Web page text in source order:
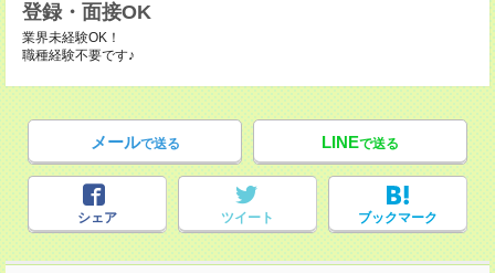
登録・面接OK
業界未経験OK！
職種経験不要です♪
メールで送る LINEで送る
シェア ツイート ブックマーク